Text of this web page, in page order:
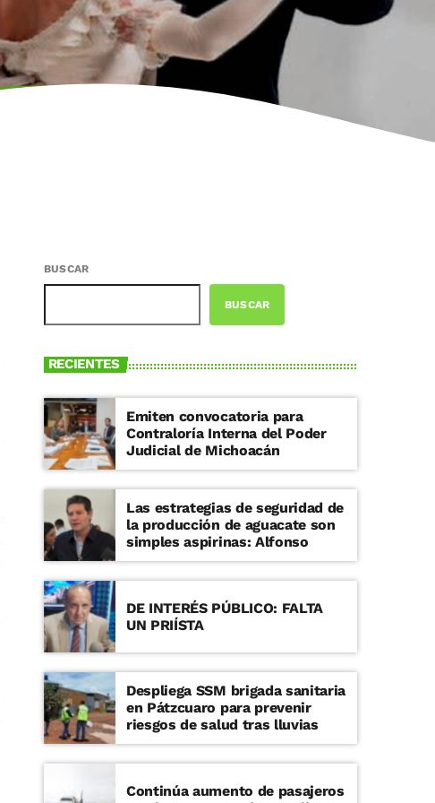
BUSCAR
BUSCAR
RECIENTES
Emiten convocatoria para
Contraloría Interna del Poder
Judicial de Michoacán
Las estrategias de seguridad de
la producción de aguacate son
simples aspirinas: Alfonso
DE INTERÉS PÚBLICO: FALTA
UN PRIÍSTA
Despliega SSM brigada sanitaria
en Pátzcuaro para prevenir
riesgos de salud tras lluvias
Continúa aumento de pasajeros